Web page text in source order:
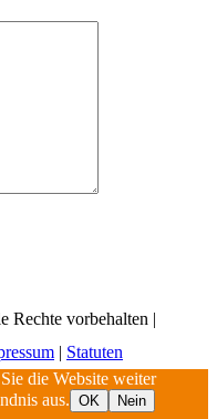
Rechte vorbehalten |
| Statuten
die Website weiter
aus. OK
Nein